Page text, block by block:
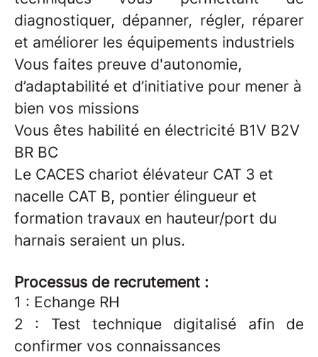
diagnostiquer, dépanner, régler, réparer
et améliorer les équipements industriels
Vous faites preuve d'autonomie,
d’adaptabilité et d’initiative pour mener à
bien vos missions
Vous êtes habilité en électricité B1V B2V
BR BC
Le CACES chariot élévateur CAT 3 et
nacelle CAT B, pontier élingueur et
formation travaux en hauteur/port du
harnais seraient un plus.
Processus de recrutement :
1 : Echange RH
2 : Test technique digitalisé afin de
confirmer vos connaissances